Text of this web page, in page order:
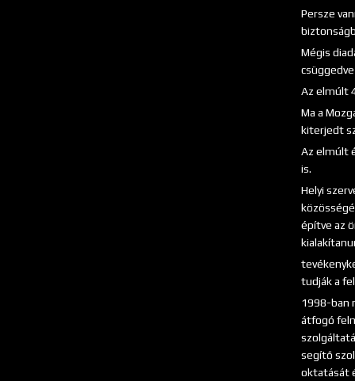
Persze
Mégis
Az elmúlt
Ma a
kiterjedt
Az elmúlt
is.
Helyi
építve az
tudják a
1998-ban
átfogó
segítő
oktatását